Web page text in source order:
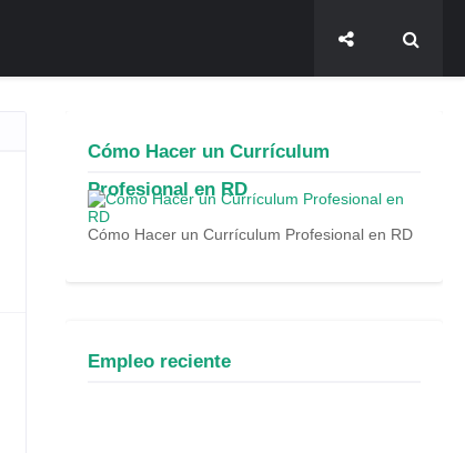
Cómo Hacer un Currículum
Profesional en RD
Cómo Hacer un Currículum Profesional en RD
Empleo reciente